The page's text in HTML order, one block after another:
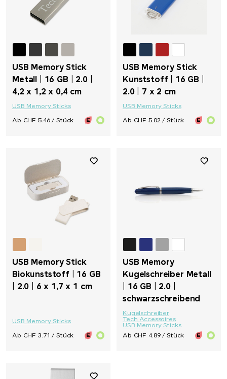
USB Memory Stick
Metall | 16 GB | 2.0 |
4,2 x 1,2 x 0,4 cm
USB Memory Sticks
Ab CHF 5.46 / Stück
USB Memory Stick
Kunststoff | 16 GB |
2.0 | 7 x 2 cm
USB Memory Sticks
Ab CHF 5.02 / Stück
USB Memory Stick
Biokunststoff | 16 GB
| 2.0 | 6 x 1,7 x 1 cm
USB Memory Sticks
Ab CHF 3.71 / Stück
USB Memory
Kugelschreiber Metall
| 16 GB | 2.0 |
schwarzschreibend
Kugelschreiber
Tech Accessoires
USB Memory Sticks
Ab CHF 4.89 / Stück